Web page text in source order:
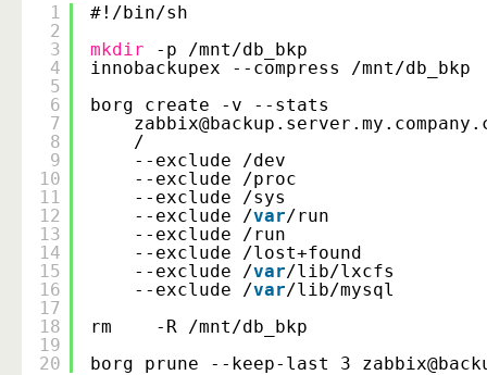
1
2
3
4
5
6
7
8
9
10
11
12
13
14
15
16
17
18
19
20
#!/bin/sh
mkdir
-p /mnt/db_bkp
innobackupex --compress /mnt/db_bkp
borg create -v --stats
/
--exclude /dev
--exclude /proc
--exclude /sys
--exclude /var/run
--exclude /run
--exclude /lost+found
--exclude /var/lib/lxcfs
--exclude /var/lib/mysql
rm    -R /mnt/db_bkp
borg prune --keep-last 3